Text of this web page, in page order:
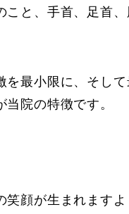
こと、手首、足首
を最小限に、そし
院の特徴です。
笑顔が生まれますよ